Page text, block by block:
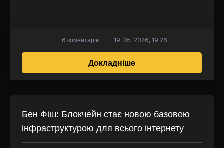
Докладнішепро Solana та
6 коментарів 19-05-2026, 19:26
Бен Фіш: Блокчейн стає новою базовою
інфраструктурою для всього інтернету